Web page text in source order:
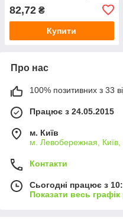
82,72 ₴
Купити
Про нас
100% позитивних з 33
Працює з 24.05.2015
м. Київ
м. Левобережная, Київ,
Контакти
Сьогодні працює з
Показати весь